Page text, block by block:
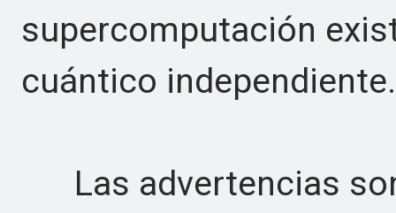
supercomputación
cuántico independiente.
Las advertencias